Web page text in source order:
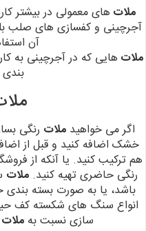
ملات های معمولی در بیشتر
آجرچینی و کفسازی های صلب
آن
ملات هایی که در آجرچینی به
اگر می خواهید ملات رنگی
خشک اضافه کنید و قبل از
هم ترکیب کنید. یا آنکه از
رنگی حاضری تهیه کنید. ملات
باشد، یا به صورت بسته
انواع سنگ های شکسته کف
سازی نسبت بهملات